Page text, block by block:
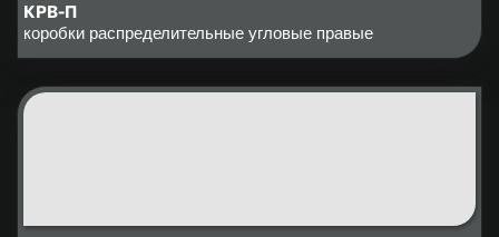
КРВ-П
коробки распределительные угловые правые